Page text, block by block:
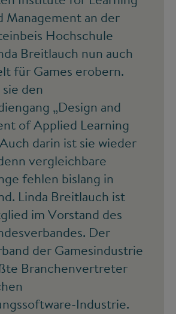
Management an der
Hochschule
Breitlauch nun auch
für Games erobern.
den
„Design and
of Applied Learning
darin ist sie wieder
vergleichbare
fehlen bislang in
Linda Breitlauch ist
im Vorstand des
Der
der Gamesindustrie
Branchenvertreter
Industrie.